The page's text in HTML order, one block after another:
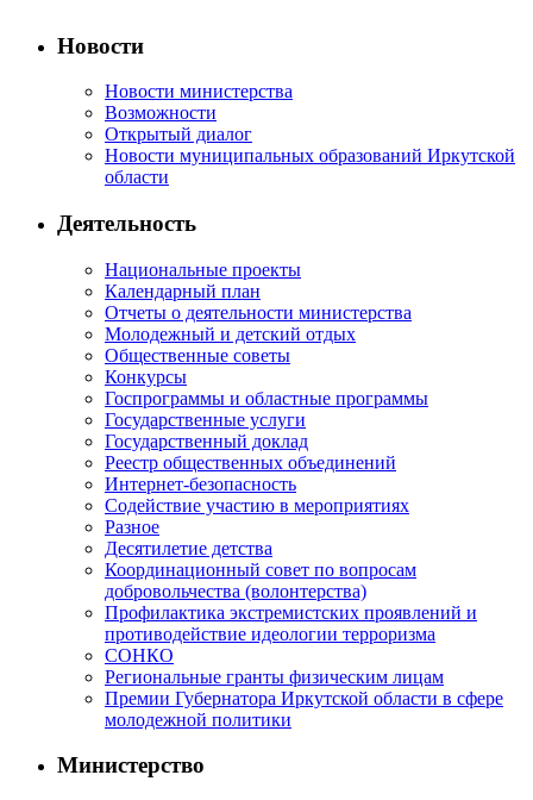
Новости
Новости министерства
Возможности
Открытый диалог
Новости муниципальных образований Иркутской
области
Деятельность
Национальные проекты
Календарный план
Отчеты о деятельности министерства
Молодежный и детский отдых
Общественные советы
Конкурсы
Госпрограммы и областные программы
Государственные услуги
Государственный доклад
Реестр общественных объединений
Интернет-безопасность
Содействие участию в мероприятиях
Разное
Десятилетие детства
Координационный совет по вопросам
добровольчества (волонтерства)
Профилактика экстремистских проявлений и
противодействие идеологии терроризма
СОНКО
Региональные гранты физическим лицам
Премии Губернатора Иркутской области в сфере
молодежной политики
Министерство